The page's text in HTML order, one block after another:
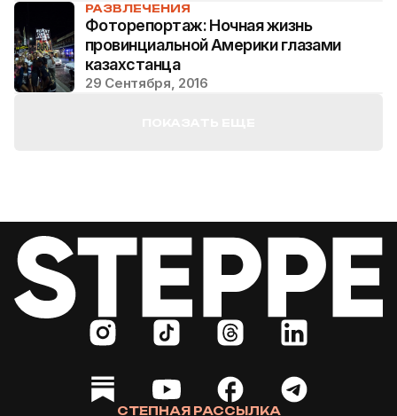
РАЗВЛЕЧЕНИЯ
Фоторепортаж: Ночная жизнь
провинциальной Америки глазами
казахстанца
29 Сентября, 2016
СТЕПНАЯ РАССЫЛКА